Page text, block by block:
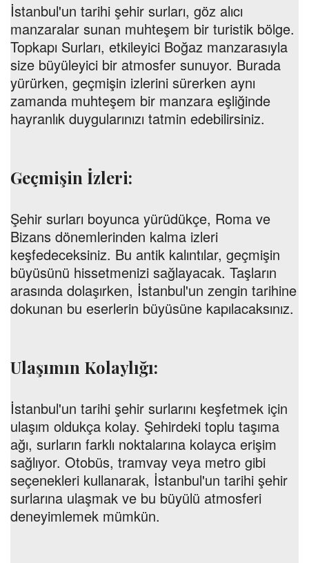
İstanbul'un tarihi şehir surları, göz alıcı
manzaralar sunan muhteşem bir turistik bölge.
Topkapı Surları, etkileyici Boğaz manzarasıyla
size büyüleyici bir atmosfer sunuyor. Burada
yürürken, geçmişin izlerini sürerken aynı
zamanda muhteşem bir manzara eşliğinde
hayranlık duygularınızı tatmin edebilirsiniz.
Geçmişin İzleri:
Şehir surları boyunca yürüdükçe, Roma ve
Bizans dönemlerinden kalma izleri
keşfedeceksiniz. Bu antik kalıntılar, geçmişin
büyüsünü hissetmenizi sağlayacak. Taşların
arasında dolaşırken, İstanbul'un zengin tarihine
dokunan bu eserlerin büyüsüne kapılacaksınız.
Ulaşımın Kolaylığı:
İstanbul'un tarihi şehir surlarını keşfetmek için
ulaşım oldukça kolay. Şehirdeki toplu taşıma
ağı, surların farklı noktalarına kolayca erişim
sağlıyor. Otobüs, tramvay veya metro gibi
seçenekleri kullanarak, İstanbul'un tarihi şehir
surlarına ulaşmak ve bu büyülü atmosferi
deneyimlemek mümkün.